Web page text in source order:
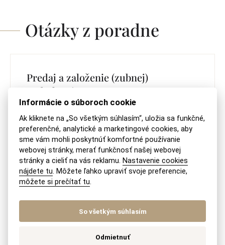
Otázky z poradne
Predaj a založenie (zubnej)
ambulancie
S predajom (nielen) zubnej ambulancie Vám
naša advokátska kancelária rada pomôže,
neváhajte ná kontaktovať na recepcia@akmv.sk
PREČÍTAŤ ODPOVEĎ
Zriadenie pracoviska kontroly
Informácie o súboroch cookie
Ak kliknete na „So všetkým súhlasím“, uložia sa funkčné,
preferenčné, analytické a marketingové cookies, aby
sme vám mohli poskytnúť komfortné používanie
webovej stránky, merať funkčnosť našej webovej
stránky a cieliť na vás reklamu. Nastavenie cookies
nájdete tu. Môžete ľahko upraviť svoje preferencie,
môžete si prečítať tu.
So všetkým súhlasím
Odmietnuť